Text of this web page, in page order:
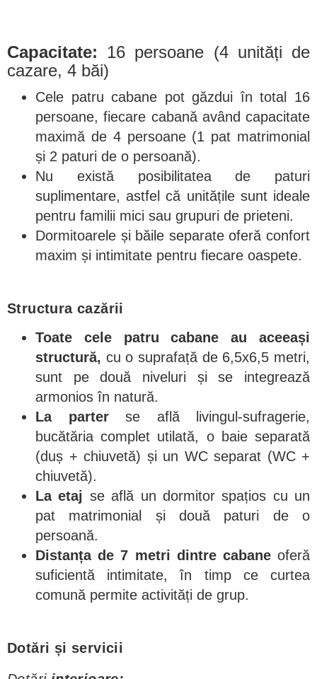
Capacitate: 16 persoane (4 unități de
cazare, 4 băi)
Cele patru cabane pot găzdui în total 16
persoane, fiecare cabană având capacitate
maximă de 4 persoane (1 pat matrimonial
și 2 paturi de o persoană).
Nu există posibilitatea de paturi
suplimentare, astfel că unitățile sunt ideale
pentru familii mici sau grupuri de prieteni.
Dormitoarele și băile separate oferă confort
maxim și intimitate pentru fiecare oaspete.
Structura cazării
Toate cele patru cabane au aceeași
structură, cu o suprafață de 6,5x6,5 metri,
sunt pe două niveluri și se integrează
armonios în natură.
La parterse află livingul-sufragerie,
bucătăria complet utilată, o baie separată
(duș + chiuvetă) și un WC separat (WC +
chiuvetă).
La etaj se află un dormitor spațios cu un
pat matrimonial și două paturi de o
persoană.
Distanța de 7 metri dintre cabaneoferă
suficientă intimitate, în timp ce curtea
comună permite activități de grup.
Dotări și servicii